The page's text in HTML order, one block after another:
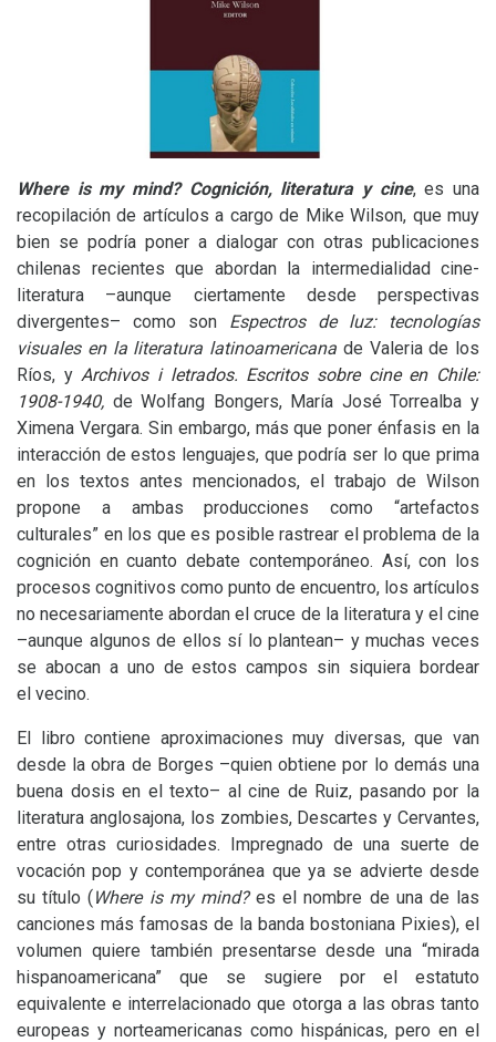
Where is my mind? Cognición, literatura y cine, es una
recopilación de artículos a cargo de Mike Wilson, que muy
bien se podría poner a dialogar con otras publicaciones
chilenas recientes que abordan la intermedialidad cine-
literatura –aunque ciertamente desde perspectivas
divergentes– como son Espectros de luz: tecnologías
visuales en la literatura latinoamericana de Valeria de los
Ríos, y Archivos i letrados. Escritos sobre cine en Chile:
1908-1940, de Wolfang Bongers, María José Torrealba y
Ximena Vergara. Sin embargo, más que poner énfasis en la
interacción de estos lenguajes, que podría ser lo que prima
en los textos antes mencionados, el trabajo de Wilson
propone a ambas producciones como “artefactos
culturales” en los que es posible rastrear el problema de la
cognición en cuanto debate contemporáneo. Así, con los
procesos cognitivos como punto de encuentro, los artículos
no necesariamente abordan el cruce de la literatura y el cine
–aunque algunos de ellos sí lo plantean– y muchas veces
se abocan a uno de estos campos sin siquiera bordear
el vecino.
El libro contiene aproximaciones muy diversas, que van
desde la obra de Borges –quien obtiene por lo demás una
buena dosis en el texto– al cine de Ruiz, pasando por la
literatura anglosajona, los zombies, Descartes y Cervantes,
entre otras curiosidades. Impregnado de una suerte de
vocación pop y contemporánea que ya se advierte desde
su título (Where is my mind?es el nombre de una de las
canciones más famosas de la banda bostoniana Pixies), el
volumen quiere también presentarse desde una “mirada
hispanoamericana” que se sugiere por el estatuto
equivalente e interrelacionado que otorga a las obras tanto
europeas y norteamericanas como hispánicas, pero en el